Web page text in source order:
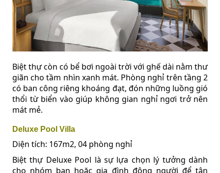
Biệt thự còn có bể bơi ngoài trời với ghế dài nằm thư
giãn cho tầm nhìn xanh mát. Phòng nghỉ trên tầng 2
có ban công riêng khoáng đạt, đón những luồng gió
thổi từ biển vào giúp không gian nghỉ ngơi trở nên
mát mẻ.
Deluxe Pool Villa
Diện tích: 167m2, 04 phòng nghỉ
Biệt thự Deluxe Pool là sự lựa chọn lý tưởng dành
cho nhóm bạn hoặc gia đình đông người để tận